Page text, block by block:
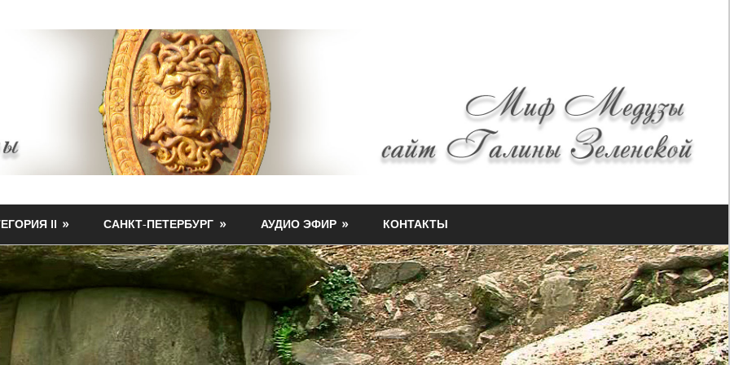
II САНКТ-ПЕТЕРБУРГ АУДИО ЭФИР КОНТАКТЫ